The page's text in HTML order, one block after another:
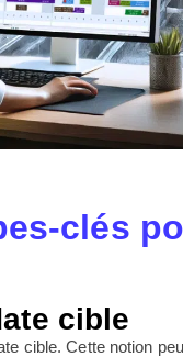
clés
cible
cible. Cette notion